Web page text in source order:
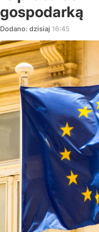
gospodarką
Dodano: dzisiaj 16:45